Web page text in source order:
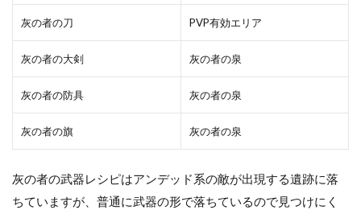
灰の者の刀 PVP有効エリア
灰の者の大剣 灰の者の泉
灰の者の防具 灰の者の泉
灰の者の旗 灰の者の泉
灰の者の武器レシピはアンデッド系の敵が出現する遺跡に落
ちていますが、普通に武器の形で落ちているので見つけにく